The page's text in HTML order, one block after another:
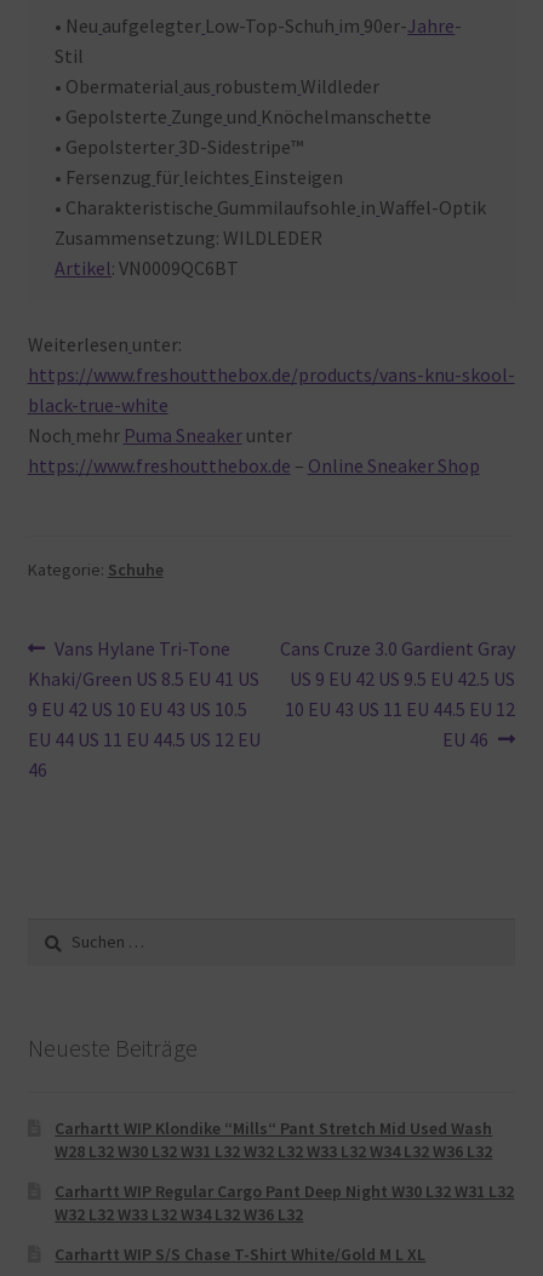
• Neu aufgelegter Low-Top-Schuh im 90er-Jahre-
Stil
• Obermaterial aus robustem Wildleder
• Gepolsterte Zunge und Knöchelmanschette
• Gepolsterter 3D-Sidestripe™
• Fersenzug für leichtes Einsteigen
• Charakteristische Gummilaufsohle in Waffel-Optik
Zusammensetzung: WILDLEDER
Artikel:VN0009QC6BT
Weiterlesen unter:
https://www.freshoutthebox.de/products/vans-knu-skool-
black-true-white
Noch mehr Puma Sneakerunter
https://www.freshoutthebox.de – Online Sneaker Shop
Kategorie: Schuhe
Beitragsnavigation
Vorheriger
Beitrag:
Vans Hylane Tri-Tone
Khaki/Green US 8.5 EU 41 US
9 EU 42 US 10 EU 43 US 10.5
EU 44 US 11 EU 44.5 US 12 EU
46
Nächster
Beitrag:
Cans Cruze 3.0 Gardient Gray
US 9 EU 42 US 9.5 EU 42.5 US
10 EU 43 US 11 EU 44.5 EU 12
EU 46
Suche
nach:
Neueste Beiträge
Carhartt WIP Klondike “Mills“ Pant Stretch Mid Used Wash
W28 L32 W30 L32 W31 L32 W32 L32 W33 L32 W34 L32 W36 L32
Carhartt WIP Regular Cargo Pant Deep Night W30 L32 W31 L32
W32 L32 W33 L32 W34 L32 W36 L32
Carhartt WIP S/S Chase T-Shirt White/Gold M L XL